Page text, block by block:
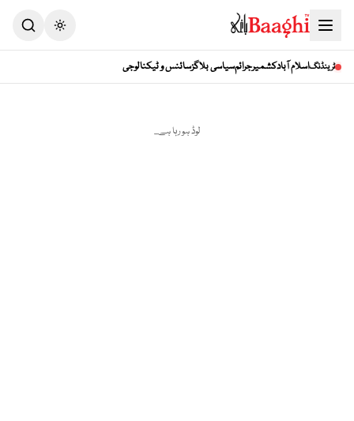
Toggle theme
ٹرینڈنگاسلام آبادکشمیرجرائمسیاسی بلاگزسائنس و ٹیکنالوجی
لوڈ ہو رہا ہے...